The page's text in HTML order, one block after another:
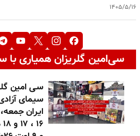
۱۴۰۵/۵/۱۶
سی‌امین گلریزان همیاری با
سـی امین
سیمای
ایران